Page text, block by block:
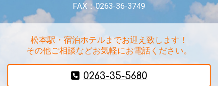
FAX：0263-36-3749
松本駅・宿泊ホテルまでお迎え致します！
その他ご相談などお気軽にお電話ください。
0263-35-5680